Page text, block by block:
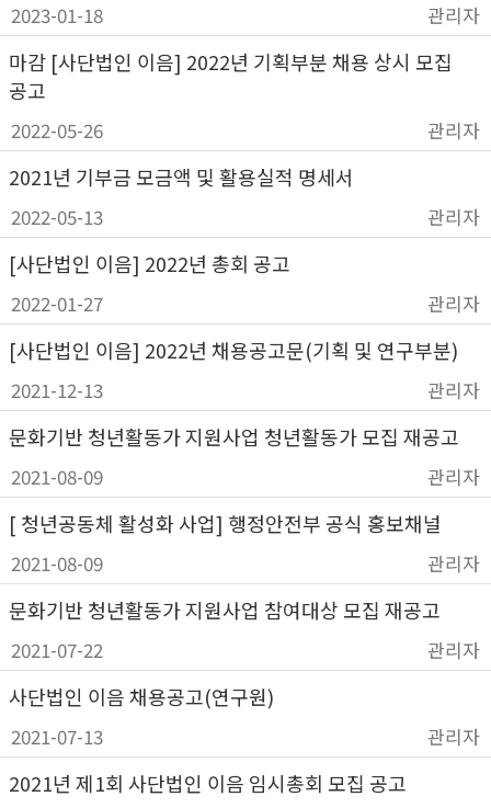
2023-01-18 관리자
마감 [사단법인 이음] 2022년 기획부분 채용 상시 모집
공고
2022-05-26 관리자
2021년 기부금 모금액 및 활용실적 명세서
2022-05-13 관리자
[사단법인 이음] 2022년 총회 공고
2022-01-27 관리자
[사단법인 이음] 2022년 채용공고문(기획 및 연구부분)
2021-12-13 관리자
문화기반 청년활동가 지원사업 청년활동가 모집 재공고
2021-08-09 관리자
[ 청년공동체 활성화 사업] 행정안전부 공식 홍보채널
2021-08-09 관리자
문화기반 청년활동가 지원사업 참여대상 모집 재공고
2021-07-22 관리자
사단법인 이음 채용공고(연구원)
2021-07-13 관리자
2021년 제1회 사단법인 이음 임시총회 모집 공고